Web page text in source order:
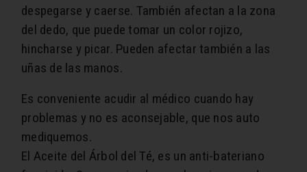
despegarse y caerse. También afectan a la zona
del dedo, que puede tomar un color rojizo,
hincharse y picar. Pueden afectar también a las
uñas de las manos.
Es conveniente acudir al médico cuando hay
problemas y no es aconsejable, que nos auto
mediquemos.
El Aceite del Árbol del Té, es un anti-bateriano